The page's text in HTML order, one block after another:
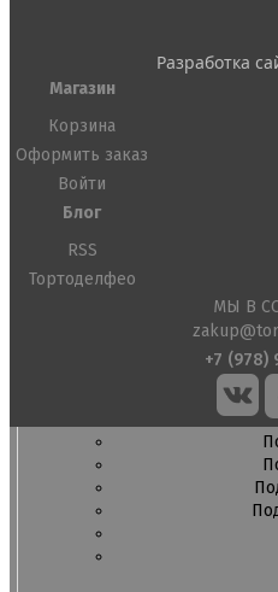
Разработка
Магазин
Корзина
Оформить заказ
Войти
Блог
RSS
Тортоделфео
МЫ В
+7 (978)